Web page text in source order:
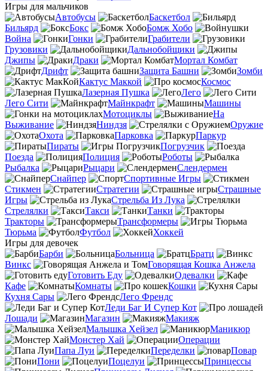
Игры для мальчиков
Автобусы
Баскетбол
Бильярд
Бокс
Бомж Хобо
Война
Гонки
Грабители
Грузовики
Дальнобойщики
Джипы
Драки
Мортал Комбат
Дрифт
Защита Башни
Зомби
Кактус Маккой
Космос
Лазерная Пушка
Лего
Лего Сити
Майнкрафт
Машины
Мотоциклы
На
Выживание
Ниндзя
Оружие
Охота
Парковка
Паркур
Пираты
Погрузчик
Поезда
Полиция
Роботы
Рыбалка
Рыцари
Слендермен
Снайпер
Спортивные Игры
Стикмен
Стратегии
Страшные
Игры
Стрельба Из Лука
Стрелялки
Такси
Танки
Тракторы
Трансформеры
Тюрьма
Футбол
Хоккей
Игры для девочек
Барби
Больница
Братц
Винкс
Говорящая Кошка Анжела
Готовить Еду
Одевалки
Кафе
Комнаты
Кошки
Кухня Сары
Лего Френдс
Леди Баг И Супер Кот
Лошади
Магазин
Макияж
Малышка Хейзел
Маникюр
Монстер Хай
Операции
Папа Луи
Переделки
Повар
Пони
Поцелуи
Принцессы